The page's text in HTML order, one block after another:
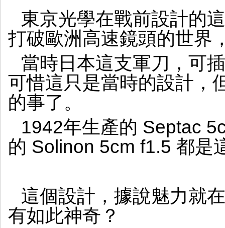
東京光學在戰前設計的
打破歐洲高速鏡頭的世界
當時日本這支軍刀，可
可惜這只是當時的設計，
的事了。
1942年生產的 Septac
的 Solinon 5cm f1.5 都是
這個設計，據說魅力就
有如此神奇？